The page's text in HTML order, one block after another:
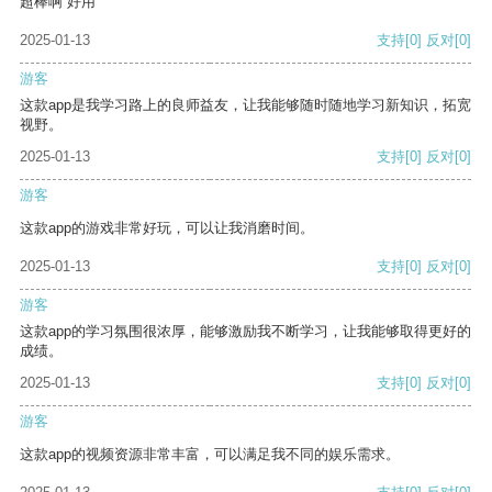
2025-01-13 支持[0] 反对[0]
游客
这款app是我学习路上的良师益友，让我能够随时随地学习新知识，拓宽
视野。
2025-01-13
支持[0] 反对[0]
游客
这款app的游戏非常好玩，可以让我消磨时间。
2025-01-13 支持[0] 反对[0]
游客
这款app的学习氛围很浓厚，能够激励我不断学习，让我能够取得更好的
成绩。
2025-01-13
支持[0] 反对[0]
游客
这款app的视频资源非常丰富，可以满足我不同的娱乐需求。